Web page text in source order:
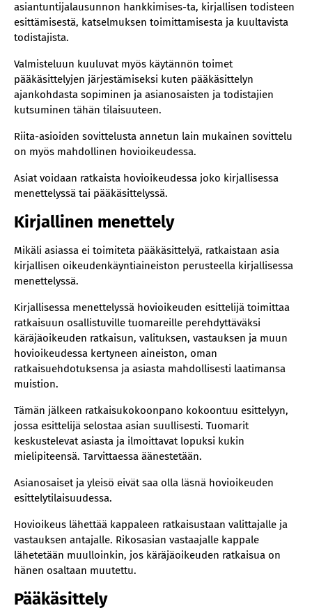
asiantuntijalausunnon hankkimises-ta, kirjallisen todisteen
esittämisestä, katselmuksen toimittamisesta ja kuultavista
todistajista.
Valmisteluun kuuluvat myös käytännön toimet
pääkäsittelyjen järjestämiseksi kuten pääkäsittelyn
ajankohdasta sopiminen ja asianosaisten ja todistajien
kutsuminen tähän tilaisuuteen.
Riita-asioiden sovittelusta annetun lain mukainen sovittelu
on myös mahdollinen hovioikeudessa.
Asiat voidaan ratkaista hovioikeudessa joko kirjallisessa
menettelyssä tai pääkäsittelyssä.
Kirjallinen menettely
Mikäli asiassa ei toimiteta pääkäsittelyä, ratkaistaan asia
kirjallisen oikeudenkäyntiaineiston perusteella kirjallisessa
menettelyssä.
Kirjallisessa menettelyssä hovioikeuden esittelijä toimittaa
ratkaisuun osallistuville tuomareille perehdyttäväksi
käräjäoikeuden ratkaisun, valituksen, vastauksen ja muun
hovioikeudessa kertyneen aineiston, oman
ratkaisuehdotuksensa ja asiasta mahdollisesti laatimansa
muistion.
Tämän jälkeen ratkaisukokoonpano kokoontuu esittelyyn,
jossa esittelijä selostaa asian suullisesti. Tuomarit
keskustelevat asiasta ja ilmoittavat lopuksi kukin
mielipiteensä. Tarvittaessa äänestetään.
Asianosaiset ja yleisö eivät saa olla läsnä hovioikeuden
esittelytilaisuudessa.
Hovioikeus lähettää kappaleen ratkaisustaan valittajalle ja
vastauksen antajalle. Rikosasian vastaajalle kappale
lähetetään muulloinkin, jos käräjäoikeuden ratkaisua on
hänen osaltaan muutettu.
Pääkäsittely